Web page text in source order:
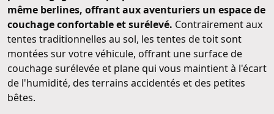
même berlines, offrant aux aventuriers un espace de
couchage confortable et surélevé. Contrairement aux
tentes traditionnelles au sol, les tentes de toit sont
montées sur votre véhicule, offrant une surface de
couchage surélevée et plane qui vous maintient à l'écart
de l'humidité, des terrains accidentés et des petites
bêtes.